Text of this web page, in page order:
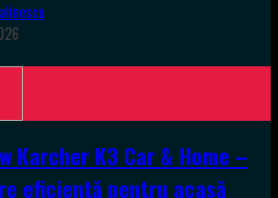
Karcher K3 Car & Home –
eficientă pentru acasă